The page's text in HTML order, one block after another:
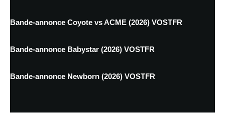
Bande-annonce Coyote vs ACME (2026) VOSTFR
Bande-annonce Babystar (2026) VOSTFR
Bande-annonce Newborn (2026) VOSTFR